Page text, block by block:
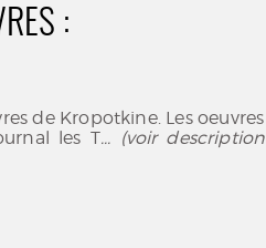
:
de Kropotkine. Les oeuvres
les T... (voir description